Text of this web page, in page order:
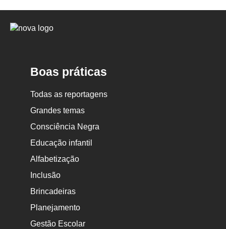
Logo
Boas práticas
Todas as reportagens
Grandes temas
Consciência Negra
Educação infantil
Alfabetização
Inclusão
Brincadeiras
Planejamento
Gestão Escolar